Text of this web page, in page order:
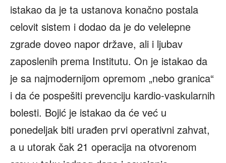
istakao da je ta ustanova konačno postala
celovit sistem i dodao da je do velelepne
zgrade doveo napor države, ali i ljubav
zaposlenih prema Institutu. On je istakao da
je sa najmodernijom opremom „nebo granica“
i da će pospešiti prevenciju kardio-vaskularnih
bolesti. Bojić je istakao da će već u
ponedeljak biti urađen prvi operativni zahvat,
a u utorak čak 21 operacija na otvorenom